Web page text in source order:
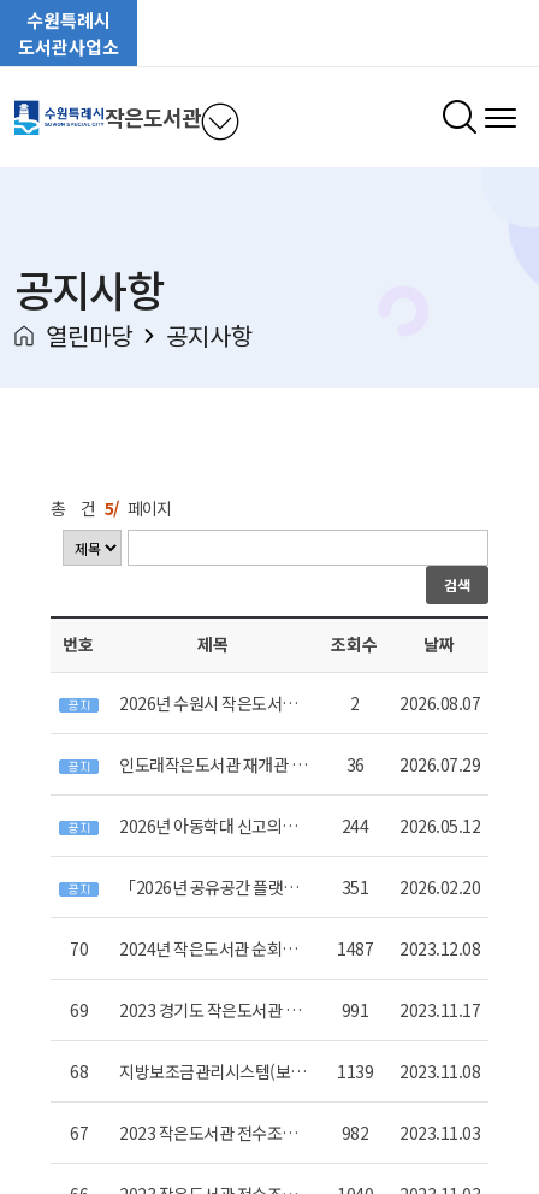
수원특례시
도서관사업소
작은도서관
공지사항
열린마당 공지사항
총 건 5/ 페이지
검색
번호 제목 조회수 날짜
2026년 수원시 작은도서관
발전 유공 표창 후보자 추천
공고
2 2026.08.07
인도래작은도서관 재개관 안
내
36 2026.07.29
2026년 아동학대 신고의무
자 교육 시행 안내
244 2026.05.12
「2026년 공유공간 플랫폼,
우리마을 작은도서관」 운영
351 2026.02.20
70
2024년 작은도서관 순회사
서 지원사업 참여도서관 모
1487 2023.12.08
69
2023 경기도 작은도서관 활
동가 비대면 교육 신청 안내
991 2023.11.17
68
지방보조금관리시스템(보탬
e) 사용자 교육 안내
1139 2023.11.08
67
2023 작은도서관 전수조사
시행알림 및 협조요청(새마
982 2023.11.03